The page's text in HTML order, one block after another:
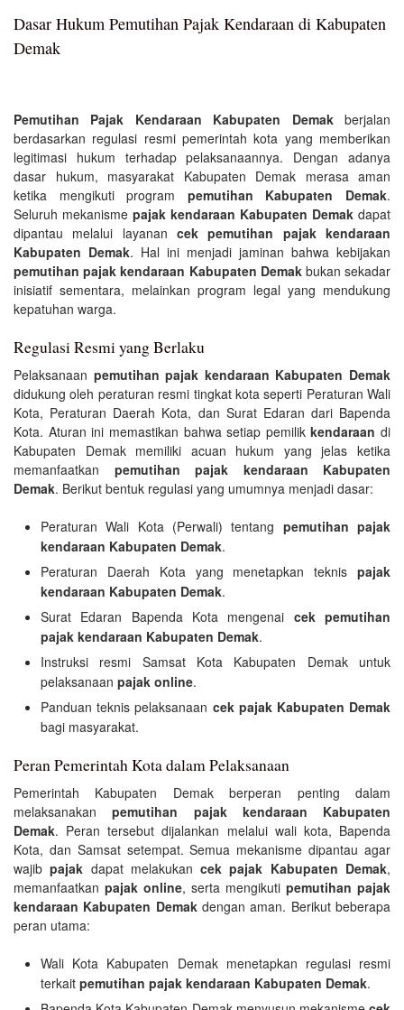
Dasar Hukum Pemutihan Pajak Kendaraan di Kabupaten
Demak
Pemutihan Pajak Kendaraan Kabupaten Demakberjalan
berdasarkan regulasi resmi pemerintah kota yang memberikan
legitimasi hukum terhadap pelaksanaannya. Dengan adanya
dasar hukum, masyarakat Kabupaten Demak merasa aman
ketika mengikuti program pemutihan Kabupaten Demak.
Seluruh mekanisme pajak kendaraan Kabupaten Demak dapat
dipantau melalui layanan cek pemutihan pajak kendaraan
Kabupaten Demak. Hal ini menjadi jaminan bahwa kebijakan
pemutihan pajak kendaraan Kabupaten Demakbukan sekadar
inisiatif sementara, melainkan program legal yang mendukung
kepatuhan warga.
Regulasi Resmi yang Berlaku
Pelaksanaan pemutihan pajak kendaraan Kabupaten Demak
didukung oleh peraturan resmi tingkat kota seperti Peraturan Wali
Kota, Peraturan Daerah Kota, dan Surat Edaran dari Bapenda
Kota. Aturan ini memastikan bahwa setiap pemilikkendaraan di
Kabupaten Demak memiliki acuan hukum yang jelas ketika
memanfaatkan pemutihan pajak kendaraan Kabupaten
Demak. Berikut bentuk regulasi yang umumnya menjadi dasar:
Peraturan Wali Kota (Perwali) tentang pemutihan pajak
kendaraan Kabupaten Demak.
Peraturan Daerah Kota yang menetapkan teknis pajak
kendaraan Kabupaten Demak.
Surat Edaran Bapenda Kota mengenai cek pemutihan
pajak kendaraan Kabupaten Demak.
Instruksi resmi Samsat Kota Kabupaten Demak untuk
pelaksanaan pajak online.
Panduan teknis pelaksanaan cek pajak Kabupaten Demak
bagi masyarakat.
Peran Pemerintah Kota dalam Pelaksanaan
Pemerintah Kabupaten Demak berperan penting dalam
melaksanakanpemutihan pajak kendaraan Kabupaten
Demak. Peran tersebut dijalankan melalui wali kota, Bapenda
Kota, dan Samsat setempat. Semua mekanisme dipantau agar
wajibpajak dapat melakukancek pajak Kabupaten Demak,
memanfaatkan pajak online, serta mengikuti pemutihan pajak
kendaraan Kabupaten Demakdengan aman. Berikut beberapa
peran utama:
Wali Kota Kabupaten Demak menetapkan regulasi resmi
terkait pemutihan pajak kendaraan Kabupaten Demak.